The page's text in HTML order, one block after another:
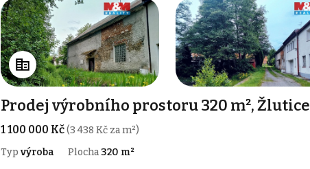
Prodej výrobního prostoru 320 m², Žlutice
1 100 000 Kč(3 438 Kč za m²)
Typ výroba Plocha 320 m²